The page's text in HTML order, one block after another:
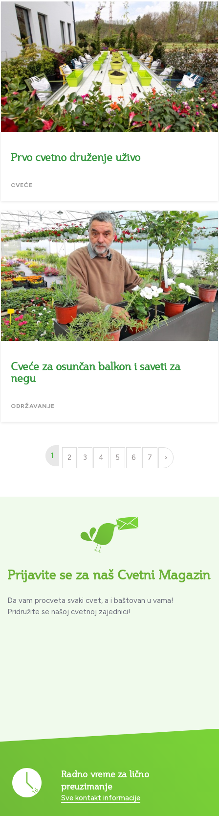
Prvo cvetno druženje uživo
CVEĆE
Cveće za osunčan balkon i saveti za
negu
ODRŽAVANJE
1 2 3 4 5 6 7 >
Prijavite se za naš Cvetni Magazin
Da vam procveta svaki cvet, a i baštovan u vama!
Pridružite se našoj cvetnoj zajednici!
Radno vreme za lično
preuzimanje
Sve kontakt informacije